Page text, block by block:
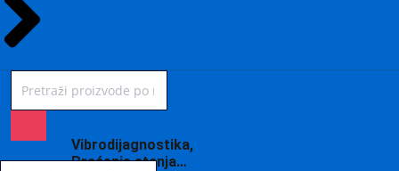
Vibrodijagnostika,
Praćenje stanja…